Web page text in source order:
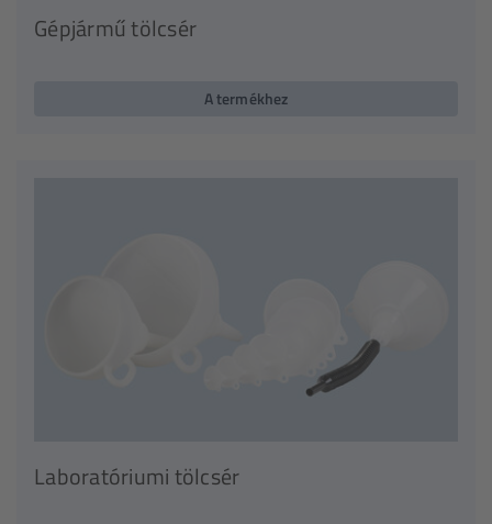
Gépjármű tölcsér
A termékhez
Laboratóriumi tölcsér